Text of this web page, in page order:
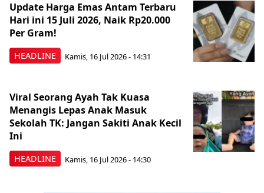
HEADLINE
Update Harga Emas Antam Terbaru
Hari ini 15 Juli 2026, Naik Rp20.000
Per Gram!
Kamis, 16 Jul 2026 - 14:31
HEADLINE
Viral Seorang Ayah Tak Kuasa
Menangis Lepas Anak Masuk
Sekolah TK: Jangan Sakiti Anak Kecil
Ini
Kamis, 16 Jul 2026 - 14:30